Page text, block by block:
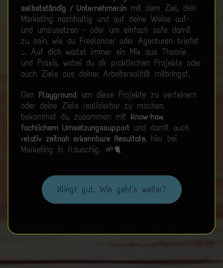
selbstständig / Unternehmer:in mit dem Ziel, dein
Marketing nachhaltig und auf deine Weise auf-
und umzusetzen - oder um einfach safe damit
zu sein, wie du Freelancer oder Agenturen briefst
... Auf dich wartet immer ein Mix aus Theorie
und Praxis, wobei du dir praktischen Projekte oder
auch Ziele aus deiner Arbeitsrealität mitbringst.
Den Playground, um diese Projekte zu verfeinern
oder deine Ziele realisierbar zu machen,
bekommst du, zusammen mit Know-how,
fachlichem Umsetzungssupport und damit auch
relativ zeitnah erkennbare Resultate, hier bei
Marketing in flauschig. 🌱🐈
Klingt gut. Wie geht's weiter?